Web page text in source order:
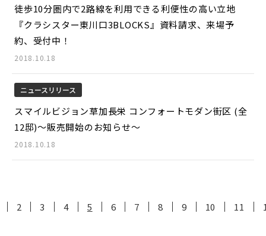
徒歩10分圏内で2路線を利用できる利便性の高い立地
『クラシスター東川口3BLOCKS』資料請求、来場予
約、受付中！
2018.10.18
ニュースリリース
スマイルビジョン草加長栄 コンフォートモダン街区 (全
12邸)～販売開始のお知らせ～
2018.10.18
2 3 4 5 6 7 8 9 10 11